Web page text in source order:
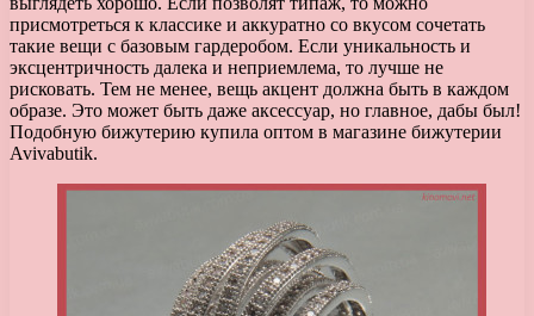
присмотреться к классике и аккуратно со вкусом сочетать
такие вещи с базовым гардеробом. Если уникальность и
эксцентричность далека и неприемлема, то лучше не
рисковать. Тем не менее, вещь акцент должна быть в каждом
образе. Это может быть даже аксессуар, но главное, дабы был!
Подобную бижутерию купила оптом в магазине бижутерии
Avivabutik.